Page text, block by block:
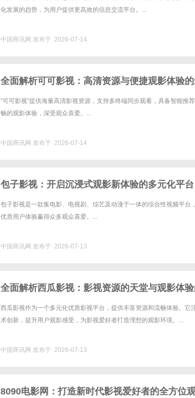
化发展的趋势，为用户提供更高效的信息交流平台。...
中国商讯网 发布于 2026-07-14
全面解析可可影视：高清资源与便捷观影体验
“可可影视”提供海量高清影视资源，支持多终端同步观看，具备智能推
畅的观影体验，深受观众喜爱。...
中国商讯网 发布于 2026-07-14
包子影视：开启沉浸式观影新体验的多元化平台
包子影视是一款集电影、电视剧、综艺及动漫于一体的综合性视频平台
优质用户体验赢得众多观众喜爱。...
中国商讯网 发布于 2026-07-13
全面解析西瓜影视：影视资源的天堂与观影体
西瓜影视作为一个多元化优质影视平台，提供丰富资源和流畅体验。它
术创新，提升用户观影感受，为影视爱好者打造理想的观影环境。...
中国商讯网 发布于 2026-07-13
8090电影网：打造新时代影视爱好者的全方位